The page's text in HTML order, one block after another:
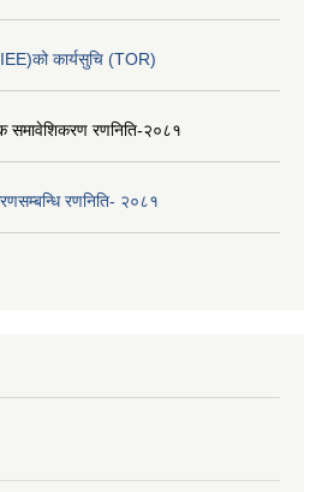
कार्यसुचि (TOR)
समावेशिकरण रणनिति-२०८१
रणनिति- २०८१